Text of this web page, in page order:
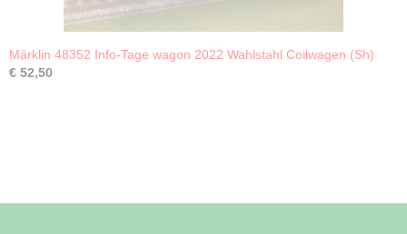
Märklin 48352 Info-Tage wagon 2022 Wahlstahl Coilwagen (Sh)
€ 52,50